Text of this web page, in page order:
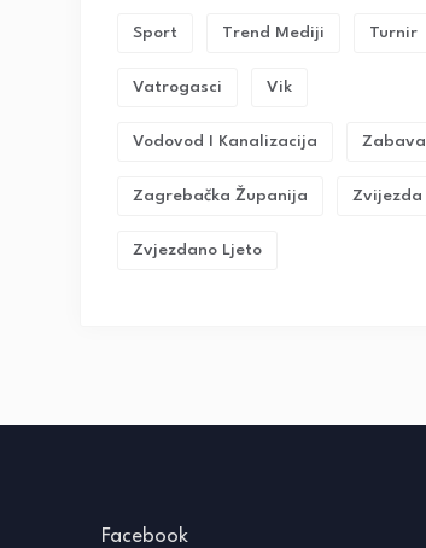
Sport Trend Mediji Turnir
Vatrogasci Vik
Vodovod I Kanalizacija Zabava
Zagrebačka Županija Zvijezda
Zvjezdano Ljeto
Facebook